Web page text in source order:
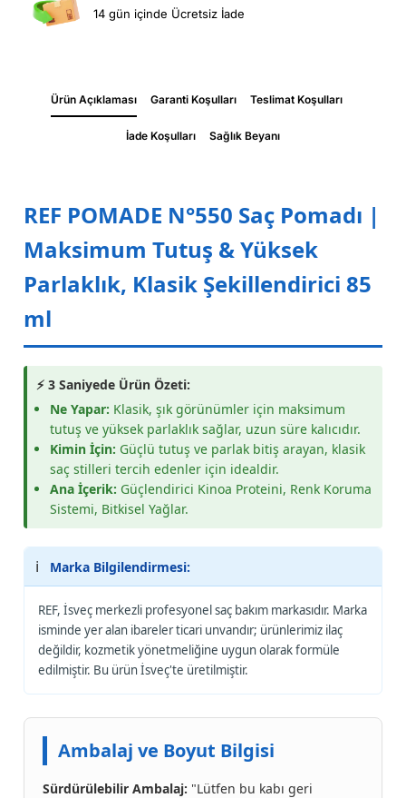
14 gün içinde Ücretsiz İade
Ürün Açıklaması Garanti Koşulları Teslimat Koşulları
İade Koşulları Sağlık Beyanı
REF POMADE N°550 Saç Pomadı |
Maksimum Tutuş & Yüksek
Parlaklık, Klasik Şekillendirici 85
ml
⚡ 3 Saniyede Ürün Özeti:
Ne Yapar: Klasik, şık görünümler için maksimum
tutuş ve yüksek parlaklık sağlar, uzun süre kalıcıdır.
Kimin İçin: Güçlü tutuş ve parlak bitiş arayan, klasik
saç stilleri tercih edenler için idealdir.
Ana İçerik: Güçlendirici Kinoa Proteini, Renk Koruma
Sistemi, Bitkisel Yağlar.
ℹ️ Marka Bilgilendirmesi:
REF, İsveç merkezli profesyonel saç bakım markasıdır. Marka
isminde yer alan ibareler ticari unvandır; ürünlerimiz ilaç
değildir, kozmetik yönetmeliğine uygun olarak formüle
edilmiştir. Bu ürün İsveç'te üretilmiştir.
Ambalaj ve Boyut Bilgisi
Sürdürülebilir Ambalaj: "Lütfen bu kabı geri